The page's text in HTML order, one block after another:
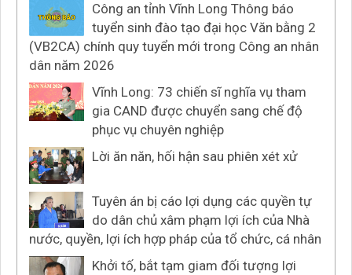
Công an tỉnh Vĩnh Long Thông báo
tuyển sinh đào tạo đại học Văn bằng 2
(VB2CA) chính quy tuyển mới trong Công an nhân
dân năm 2026
Vĩnh Long: 73 chiến sĩ nghĩa vụ tham
gia CAND được chuyển sang chế độ
phục vụ chuyên nghiệp
Lời ăn năn, hối hận sau phiên xét xử
Tuyên án bị cáo lợi dụng các quyền tự
do dân chủ xâm phạm lợi ích của Nhà
nước, quyền, lợi ích hợp pháp của tổ chức, cá nhân
Khởi tố, bắt tạm giam đối tượng lợi